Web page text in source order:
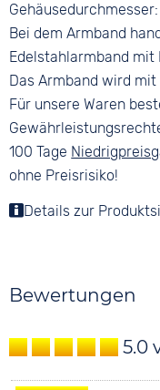
Gehäusedurchmesser:
Bei dem Armband
Edelstahlarmband
Das Armband wird mit
Für unsere Waren
100 Tage
ohne Preisrisiko!
Details zur
Bewertungen
5.0